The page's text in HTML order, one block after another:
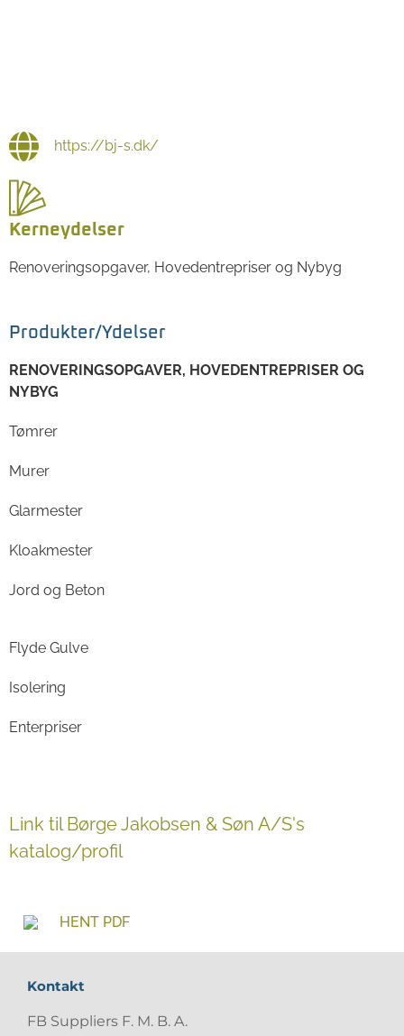
https://bj-s.dk/
Kerneydelser
Renoveringsopgaver, Hovedentrepriser og Nybyg
Produkter/Ydelser
RENOVERINGSOPGAVER, HOVEDENTREPRISER OG
NYBYG
Tømrer
Murer
Glarmester
Kloakmester
Jord og Beton
Flyde Gulve
Isolering
Enterpriser
Link til Børge Jakobsen & Søn A/S's
katalog/profil
HENT PDF
Kontakt
FB Suppliers F. M. B. A.